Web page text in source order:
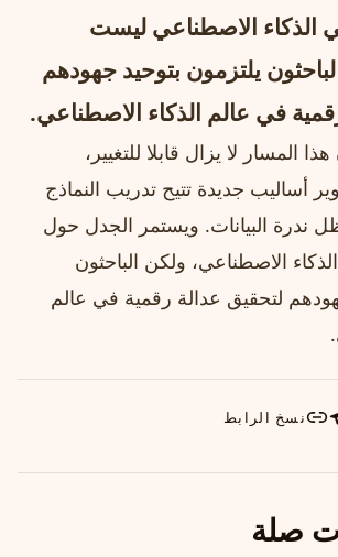
الذكاء الاصطناعي ليست
يلتزمون بتوحيد جهودهم
في عالم الذكاء الاصطناعي.
المسار لا يزال قابلا للتغيير،
أساليب جديدة تتيح تدريب النماذج
ندرة البيانات. ويستمر الجدل حول
الاصطناعي، ولكن الباحثون
لتحقيق عدالة رقمية في عالم
نسخ الرابط
صلة